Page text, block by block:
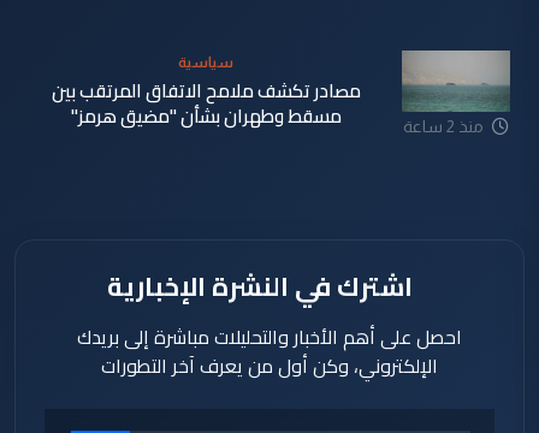
منذ 2 ساعة
سياسية
مصادر تكشف ملامح الاتفاق المرتقب بين
مسقط وطهران بشأن "مضيق هرمز"
اشترك في النشرة الإخبارية
احصل على أهم الأخبار والتحليلات مباشرة إلى بريدك
الإلكتروني، وكن أول من يعرف آخر التطورات